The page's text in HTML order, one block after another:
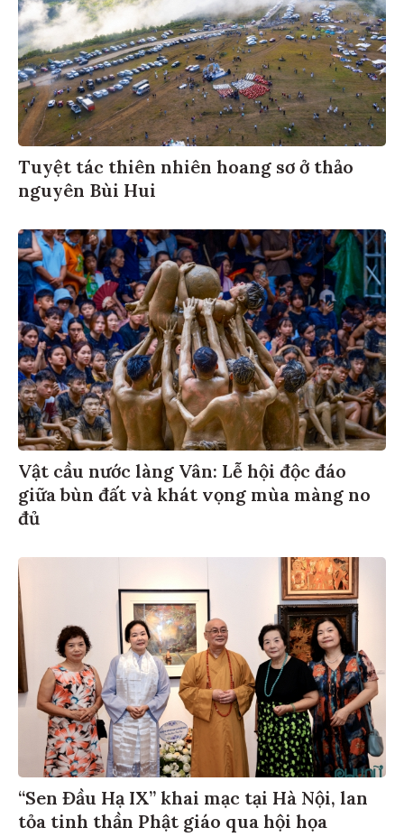
Tuyệt tác thiên nhiên hoang sơ ở thảo
nguyên Bùi Hui
Vật cầu nước làng Vân: Lễ hội độc đáo
giữa bùn đất và khát vọng mùa màng no
đủ
“Sen Đầu Hạ IX” khai mạc tại Hà Nội, lan
tỏa tinh thần Phật giáo qua hội họa